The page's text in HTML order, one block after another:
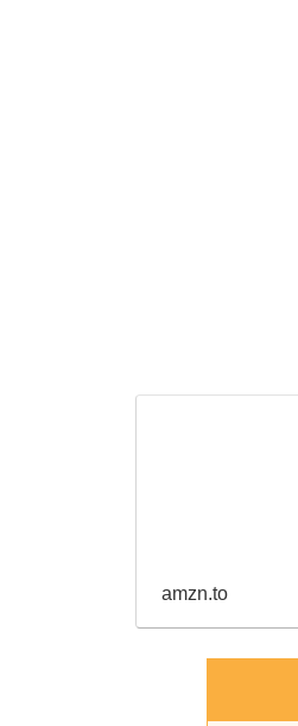
amzn.to